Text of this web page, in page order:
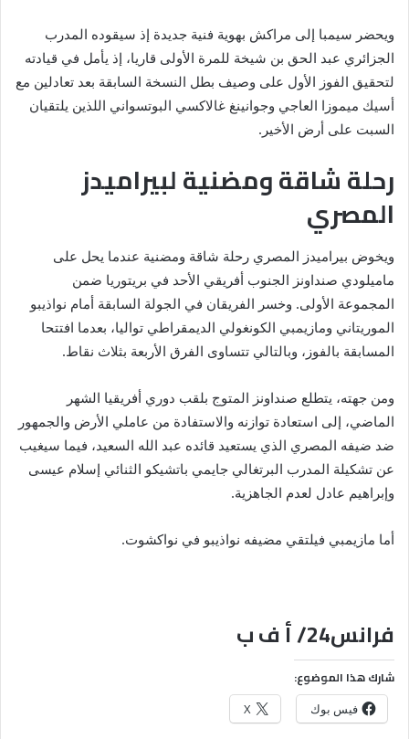
ويحضر سيمبا إلى مراكش بهوية فنية جديدة إذ سيقوده المدرب
الجزائري عبد الحق بن شيخة للمرة الأولى قاريا، إذ يأمل في قيادته
لتحقيق الفوز الأول على وصيف بطل النسخة السابقة بعد تعادلين مع
أسيك ميموزا العاجي وجوانينغ غالاكسي البوتسواني اللذين يلتقيان
السبت على أرض الأخير.
رحلة شاقة ومضنية لبيراميدز
المصري
ويخوض بيراميدز المصري رحلة شاقة ومضنية عندما يحل على
ماميلودي صنداونز الجنوب أفريقي الأحد في بريتوريا ضمن
المجموعة الأولى. وخسر الفريقان في الجولة السابقة أمام نواذيبو
الموريتاني ومازيمبي الكونغولي الديمقراطي تواليا، بعدما افتتحا
المسابقة بالفوز، وبالتالي تتساوى الفرق الأربعة بثلاث نقاط.
ومن جهته، يتطلع صنداونز المتوج بلقب دوري أفريقيا الشهر
الماضي، إلى استعادة توازنه والاستفادة من عاملي الأرض والجمهور
ضد ضيفه المصري الذي يستعيد قائده عبد الله السعيد، فيما سيغيب
عن تشكيلة المدرب البرتغالي جايمي باتشيكو الثنائي إسلام عيسى
وإبراهيم عادل لعدم الجاهزية.
أما مازيمبي فيلتقي مضيفه نواذيبو في نواكشوت.
فرانس24/ أ ف ب
شارك هذا الموضوع:
فيس بوك X